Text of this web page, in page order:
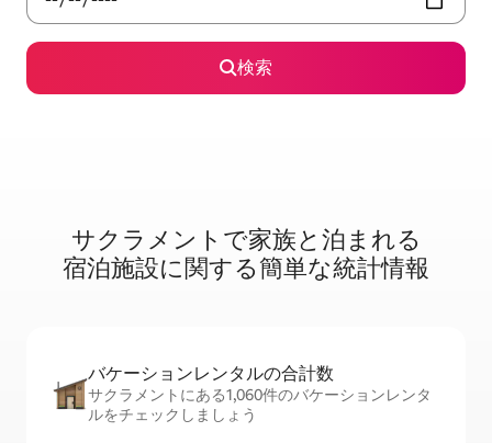
検索
サクラメントで家⁠族⁠と泊⁠ま⁠れ⁠る
宿⁠泊⁠施⁠設⁠に関⁠す⁠る簡⁠単⁠な統⁠計⁠情⁠報
バケーションレ⁠ン⁠タ⁠ル⁠の合⁠計⁠数
サクラメントにある1,060件のバケーションレンタ
ルをチェックしましょう